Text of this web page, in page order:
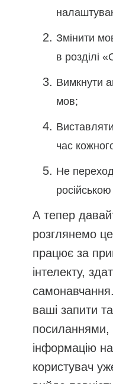
Змінити
в розділі
Вимкнути
мов;
час
Не
А тепер
розглянемо
працює за
інтелекту,
самонавчання.
ваші запити
посиланнями,
інформацію
користувач